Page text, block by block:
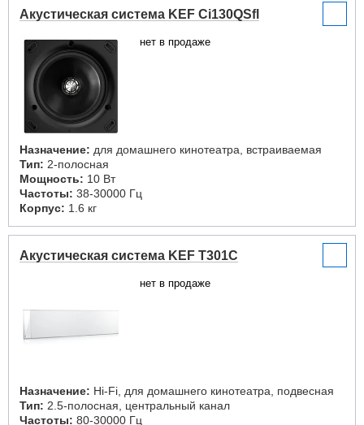
Акустическая система KEF Ci130QSfl
нет в продаже
Назначение: для домашнего кинотеатра, встраиваемая
Тип: 2-полосная
Мощность: 10 Вт
Частоты: 38-30000 Гц
Корпус: 1.6 кг
Акустическая система KEF T301C
нет в продаже
Назначение: Hi-Fi, для домашнего кинотеатра, подвесная
Тип: 2.5-полосная, центральный канал
Частоты: 80-30000 Гц